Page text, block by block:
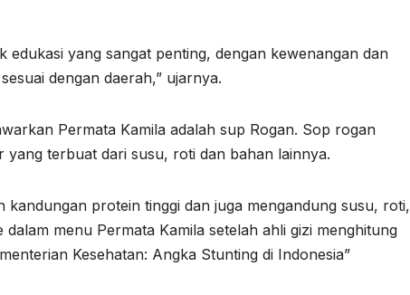
edukasi yang sangat penting, dengan kewenangan dan
dengan daerah,” ujarnya.
Permata Kamila adalah sup Rogan. Sop rogan
yang terbuat dari susu, roti dan bahan lainnya.
kandungan protein tinggi dan juga mengandung susu, roti,
menu Permata Kamila setelah ahli gizi menghitung
Kesehatan: Angka Stunting di Indonesia”